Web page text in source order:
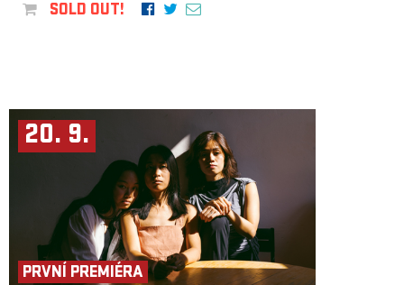
SOLD OUT!
20. 9.
PRVNÍ PREMIÉRA